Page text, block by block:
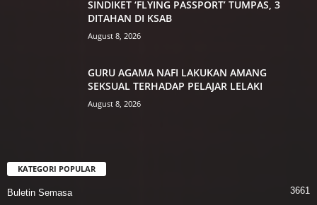
SINDIKET ‘FLYING PASSPORT’ TUMPAS, 3
DITAHAN DI KSAB
August 8, 2026
GURU AGAMA NAFI LAKUKAN AMANG
SEKSUAL TERHADAP PELAJAR LELAKI
August 8, 2026
KATEGORI POPULAR
Buletin Semasa 3661